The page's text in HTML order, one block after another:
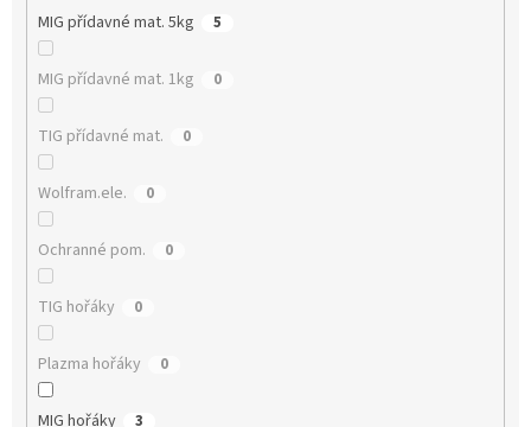
MIG přídavné mat. 5kg 5
MIG přídavné mat. 1kg 0
TIG přídavné mat. 0
Wolfram.ele. 0
Ochranné pom. 0
TIG hořáky 0
Plazma hořáky 0
MIG hořáky 3